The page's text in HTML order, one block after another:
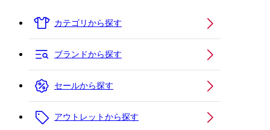
カテゴリから探す
ブランドから探す
セールから探す
アウトレットから探す